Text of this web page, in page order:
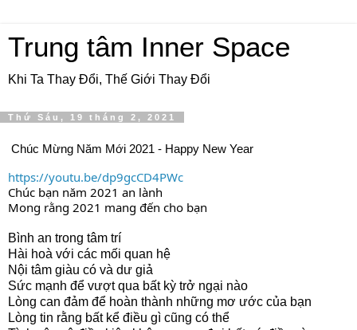
Trung tâm Inner Space
Khi Ta Thay Đổi, Thế Giới Thay Đổi
Thứ Sáu, 19 tháng 2, 2021
Chúc Mừng Năm Mới 2021 - Happy New Year
https://youtu.be/dp9gcCD4PWc
Chúc bạn năm 2021 an lành
Mong rằng 2021 mang đến cho bạn
Bình an trong tâm trí
Hài hoà với các mối quan hệ
Nội tâm giàu có và dư giả
Sức mạnh để vượt qua bất kỳ trở ngại nào
Lòng can đảm để hoàn thành những mơ ước của bạn
Lòng tin rằng bất kể điều gì cũng có thể